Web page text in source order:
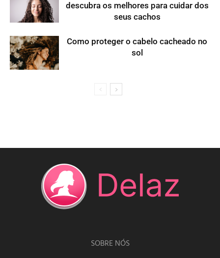
descubra os melhores para cuidar dos
seus cachos
Como proteger o cabelo cacheado no
sol
SOBRE NÓS